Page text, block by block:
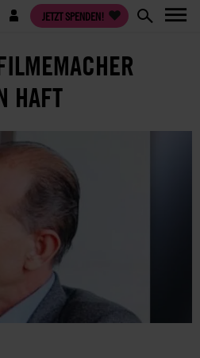
JETZT SPENDEN!
HAFT